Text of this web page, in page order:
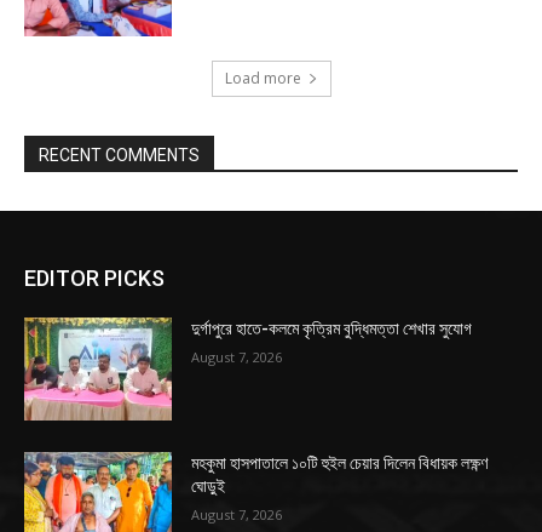
Load more
RECENT COMMENTS
EDITOR PICKS
দুর্গাপুরে হাতে-কলমে কৃত্রিম বুদ্ধিমত্তা শেখার সুযোগ
August 7, 2026
মহকুমা হাসপাতালে ১০টি হুইল চেয়ার দিলেন বিধায়ক লক্ষ্ণণ
ঘোড়ুই
August 7, 2026